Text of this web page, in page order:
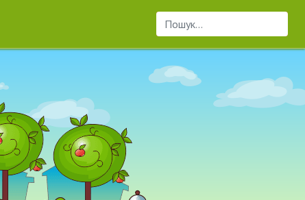
Пошук...